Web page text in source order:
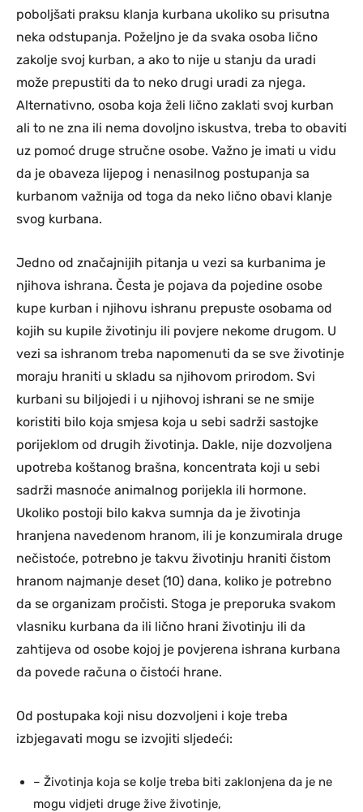
poboljšati praksu klanja kurbana ukoliko su prisutna
neka odstupanja. Poželjno je da svaka osoba lično
zakolje svoj kurban, a ako to nije u stanju da uradi
može prepustiti da to neko drugi uradi za njega.
Alternativno, osoba koja želi lično zaklati svoj kurban
ali to ne zna ili nema dovoljno iskustva, treba to obaviti
uz pomoć druge stručne osobe. Važno je imati u vidu
da je obaveza lijepog i nenasilnog postupanja sa
kurbanom važnija od toga da neko lično obavi klanje
svog kurbana.
Jedno od značajnijih pitanja u vezi sa kurbanima je
njihova ishrana. Česta je pojava da pojedine osobe
kupe kurban i njihovu ishranu prepuste osobama od
kojih su kupile životinju ili povjere nekome drugom. U
vezi sa ishranom treba napomenuti da se sve životinje
moraju hraniti u skladu sa njihovom prirodom. Svi
kurbani su biljojedi i u njihovoj ishrani se ne smije
koristiti bilo koja smjesa koja u sebi sadrži sastojke
porijeklom od drugih životinja. Dakle, nije dozvoljena
upotreba koštanog brašna, koncentrata koji u sebi
sadrži masnoće animalnog porijekla ili hormone.
Ukoliko postoji bilo kakva sumnja da je životinja
hranjena navedenom hranom, ili je konzumirala druge
nečistoće, potrebno je takvu životinju hraniti čistom
hranom najmanje deset (10) dana, koliko je potrebno
da se organizam pročisti. Stoga je preporuka svakom
vlasniku kurbana da ili lično hrani životinju ili da
zahtijeva od osobe kojoj je povjerena ishrana kurbana
da povede računa o čistoći hrane.
Od postupaka koji nisu dozvoljeni i koje treba
izbjegavati mogu se izvojiti sljedeći:
– Životinja koja se kolje treba biti zaklonjena da je ne
mogu vidjeti druge žive životinje,